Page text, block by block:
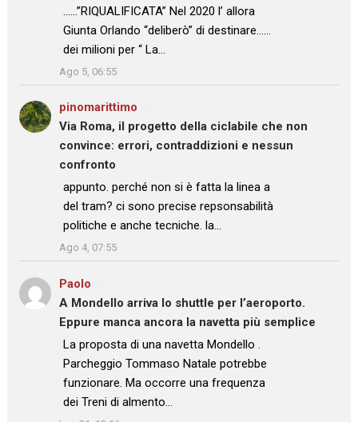
……”RIQUALIFICATA” Nel 2020 l’ allora
Giunta Orlando “deliberò” di destinare……
dei milioni per “ La…
”
Ago 5, 06:55
pinomarittimo
Via Roma, il progetto della ciclabile che non
convince: errori, contraddizioni e nessun
confronto
: “
appunto. perché non si è fatta la linea a
del tram? ci sono precise repsonsabilità
politiche e anche tecniche. la…
”
Ago 4, 07:55
Paolo
A Mondello arriva lo shuttle per l’aeroporto.
Eppure manca ancora la navetta più semplice
: “La proposta di una navetta Mondello .
Parcheggio Tommaso Natale potrebbe
funzionare. Ma occorre una frequenza
dei Treni di almento…
”